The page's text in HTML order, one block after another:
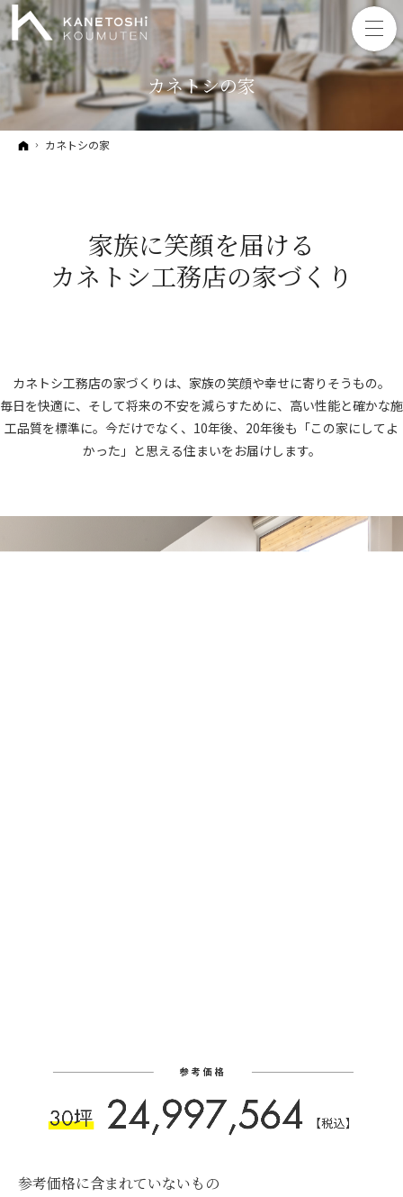
カネトシの家
ホーム
カネトシの家
家族に笑顔を届ける
カネトシ工務店の家づくり
カネトシ工務店の家づくりは、家族の笑顔や幸せに寄りそうもの。
毎日を快適に、そして将来の不安を減らすために、高い性能と確かな施
工品質を標準に。今だけでなく、10年後、20年後も「この家にしてよ
かった」と思える住まいをお届けします。
参考価格に含まれていないもの